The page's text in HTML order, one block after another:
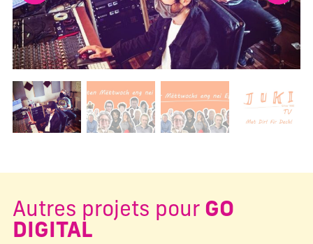
Changer la diapositive actuelle de ce carrousel
Autres projets pour GO
DIGITAL